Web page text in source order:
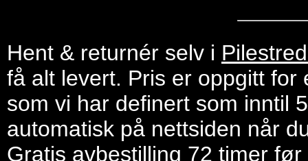
Hent & returnér selv i
få alt levert. Pris er oppgitt
som vi har definert som inntil
automatisk på nettsiden når
Gratis avbestilling 72 timer